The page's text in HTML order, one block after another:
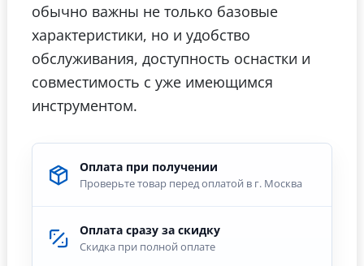
обычно важны не только базовые
характеристики, но и удобство
обслуживания, доступность оснастки и
совместимость с уже имеющимся
инструментом.
Оплата при получении
Проверьте товар перед оплатой в г. Москва
Оплата сразу за скидку
Скидка при полной оплате